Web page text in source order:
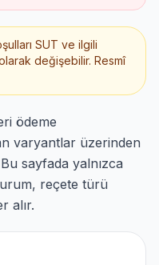
SUT ve ilgili
değişebilir. Resmî
ödeme
varyantlar üzerinden
sayfada yalnızca
reçete türü
alır.